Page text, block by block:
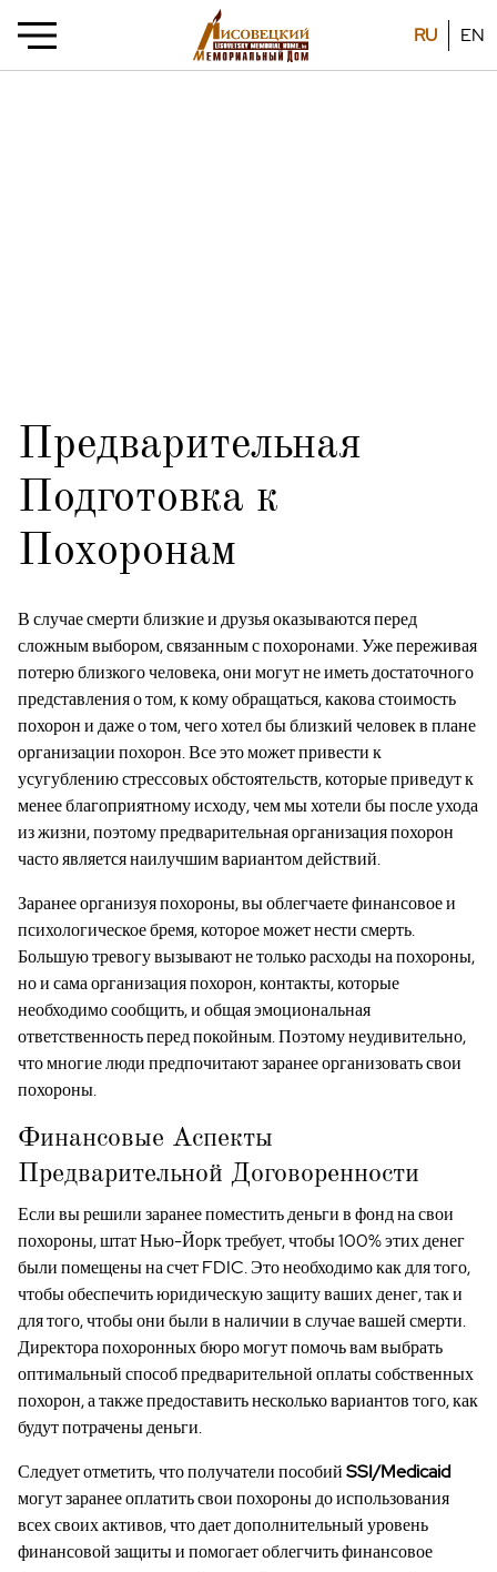
RU EN
Предварительная
Подготовка к
Похоронам
В случае смерти близкие и друзья оказываются перед
сложным выбором, связанным с похоронами. Уже переживая
потерю близкого человека, они могут не иметь достаточного
представления о том, к кому обращаться, какова стоимость
похорон и даже о том, чего хотел бы близкий человек в плане
организации похорон. Все это может привести к
усугублению стрессовых обстоятельств, которые приведут к
менее благоприятному исходу, чем мы хотели бы после ухода
из жизни, поэтому предварительная организация похорон
часто является наилучшим вариантом действий.
Заранее организуя похороны, вы облегчаете финансовое и
психологическое бремя, которое может нести смерть.
Большую тревогу вызывают не только расходы на похороны,
но и сама организация похорон, контакты, которые
необходимо сообщить, и общая эмоциональная
ответственность перед покойным. Поэтому неудивительно,
что многие люди предпочитают заранее организовать свои
похороны.
Финансовые Аспекты
Предварительной Договоренности
Если вы решили заранее поместить деньги в фонд на свои
похороны, штат Нью-Йорк требует, чтобы 100% этих денег
были помещены на счет FDIC. Это необходимо как для того,
чтобы обеспечить юридическую защиту ваших денег, так и
для того, чтобы они были в наличии в случае вашей смерти.
Директора похоронных бюро могут помочь вам выбрать
оптимальный способ предварительной оплаты собственных
похорон, а также предоставить несколько вариантов того, как
будут потрачены деньги.
Следует отметить, что получатели пособийSSI/Medicaid
могут заранее оплатить свои похороны до использования
всех своих активов, что дает дополнительный уровень
финансовой защиты и помогает облегчить финансовое